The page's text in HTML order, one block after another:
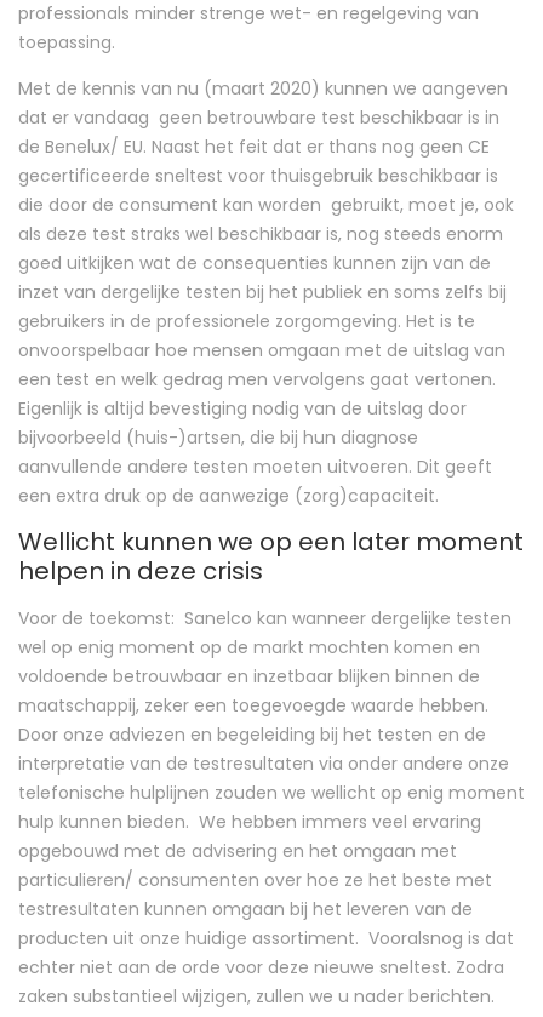
professionals minder strenge wet- en regelgeving van
toepassing.
Met de kennis van nu (maart 2020) kunnen we aangeven
dat er vandaag geen betrouwbare test beschikbaar is in
de Benelux/ EU. Naast het feit dat er thans nog geen CE
gecertificeerde sneltest voor thuisgebruik beschikbaar is
die door de consument kan worden gebruikt, moet je, ook
als deze test straks wel beschikbaar is, nog steeds enorm
goed uitkijken wat de consequenties kunnen zijn van de
inzet van dergelijke testen bij het publiek en soms zelfs bij
gebruikers in de professionele zorgomgeving. Het is te
onvoorspelbaar hoe mensen omgaan met de uitslag van
een test en welk gedrag men vervolgens gaat vertonen.
Eigenlijk is altijd bevestiging nodig van de uitslag door
bijvoorbeeld (huis-)artsen, die bij hun diagnose
aanvullende andere testen moeten uitvoeren. Dit geeft
een extra druk op de aanwezige (zorg)capaciteit.
Wellicht kunnen we op een later moment
helpen in deze crisis
Voor de toekomst: Sanelco kan wanneer dergelijke testen
wel op enig moment op de markt mochten komen en
voldoende betrouwbaar en inzetbaar blijken binnen de
maatschappij, zeker een toegevoegde waarde hebben.
Door onze adviezen en begeleiding bij het testen en de
interpretatie van de testresultaten via onder andere onze
telefonische hulplijnen zouden we wellicht op enig moment
hulp kunnen bieden. We hebben immers veel ervaring
opgebouwd met de advisering en het omgaan met
particulieren/ consumenten over hoe ze het beste met
testresultaten kunnen omgaan bij het leveren van de
producten uit onze huidige assortiment. Vooralsnog is dat
echter niet aan de orde voor deze nieuwe sneltest. Zodra
zaken substantieel wijzigen, zullen we u nader berichten.